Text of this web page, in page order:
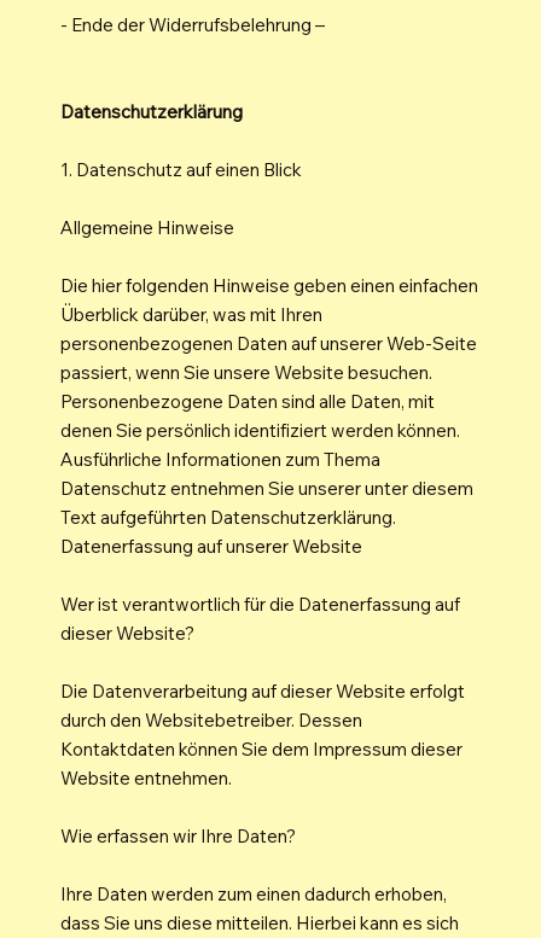
- Ende der Widerrufsbelehrung –
Datenschutzerklärung
1. Datenschutz auf einen Blick
Allgemeine Hinweise
Die hier folgenden Hinweise geben einen einfachen
Überblick darüber, was mit Ihren
personenbezogenen Daten auf unserer Web-Seite
passiert, wenn Sie unsere Website besuchen.
Personenbezogene Daten sind alle Daten, mit
denen Sie persönlich identifiziert werden können.
Ausführliche Informationen zum Thema
Datenschutz entnehmen Sie unserer unter diesem
Text aufgeführten Datenschutzerklärung.
Datenerfassung auf unserer Website
Wer ist verantwortlich für die Datenerfassung auf
dieser Website?
Die Datenverarbeitung auf dieser Website erfolgt
durch den Websitebetreiber. Dessen
Kontaktdaten können Sie dem Impressum dieser
Website entnehmen.
Wie erfassen wir Ihre Daten?
Ihre Daten werden zum einen dadurch erhoben,
dass Sie uns diese mitteilen. Hierbei kann es sich